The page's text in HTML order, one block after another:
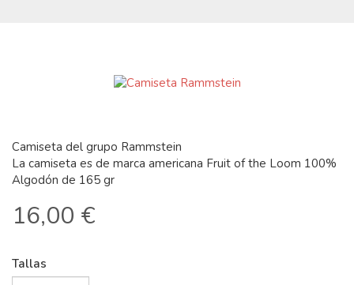
Camiseta del grupo Rammstein
La camiseta es de marca americana Fruit of the Loom 100%
Algodón de 165 gr
16,00 €
Tallas